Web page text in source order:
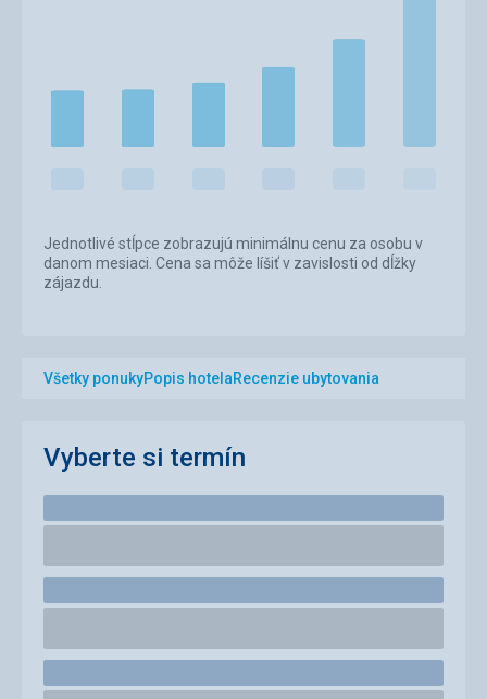
Jednotlivé stĺpce zobrazujú minimálnu cenu za osobu v
danom mesiaci. Cena sa môže líšiť v zavislosti od dĺžky
zájazdu.
Všetky ponukyPopis hotelaRecenzie ubytovania
Vyberte si termín